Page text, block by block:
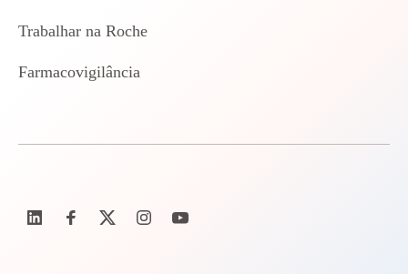
Trabalhar na Roche
Farmacovigilância